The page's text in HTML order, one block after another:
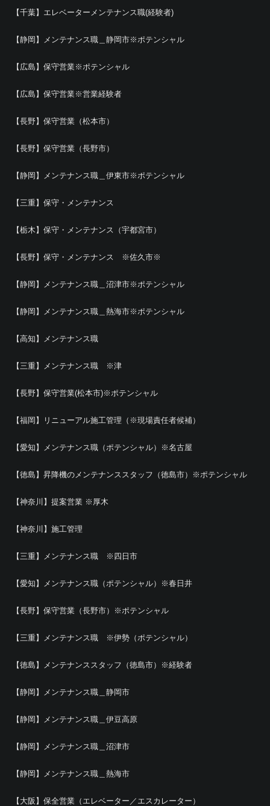
【千葉】エレベーターメンテナンス職(経験者)
【静岡】メンテナンス職＿静岡市※ポテンシャル
【広島】保守営業※ポテンシャル
【広島】保守営業※営業経験者
【長野】保守営業（松本市）
【長野】保守営業（長野市）
【静岡】メンテナンス職＿伊東市※ポテンシャル
【三重】保守・メンテナンス
【栃木】保守・メンテナンス（宇都宮市）
【長野】保守・メンテナンス ※佐久市※
【静岡】メンテナンス職＿沼津市※ポテンシャル
【静岡】メンテナンス職＿熱海市※ポテンシャル
【高知】メンテナンス職
【三重】メンテナンス職 ※津
【長野】保守営業(松本市)※ポテンシャル
【福岡】リニューアル施工管理（※現場責任者候補）
【愛知】メンテナンス職（ポテンシャル）※名古屋
【徳島】昇降機のメンテナンススタッフ（徳島市）※ポテンシャル
【神奈川】提案営業 ※厚木
【神奈川】施工管理
【三重】メンテナンス職 ※四日市
【愛知】メンテナンス職（ポテンシャル）※春日井
【長野】保守営業（長野市）※ポテンシャル
【三重】メンテナンス職 ※伊勢（ポテンシャル）
【徳島】メンテナンススタッフ（徳島市）※経験者
【静岡】メンテナンス職＿静岡市
【静岡】メンテナンス職＿伊豆高原
【静岡】メンテナンス職＿沼津市
【静岡】メンテナンス職＿熱海市
【大阪】保全営業（エレベーター／エスカレーター）